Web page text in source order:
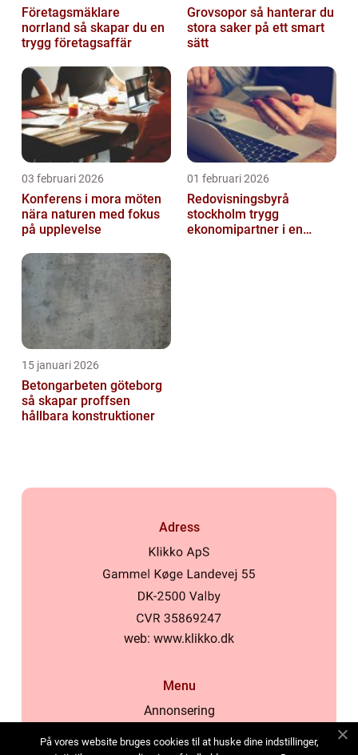
Företagsmäklare
norrland så skapar du en
trygg företagsaffär
Grovsopor så hanterar du
stora saker på ett smart
sätt
03 februari 2026
Konferens i mora möten
nära naturen med fokus
på upplevelse
01 februari 2026
Redovisningsbyrå
stockholm trygg
ekonomipartner i en
15 januari 2026
Betongarbeten göteborg
så skapar proffsen
hållbara konstruktioner
Adress
web: www.klikko.dk
Menu
Annonsering
På vores website bruges cookies til at huske dine indstillinger,